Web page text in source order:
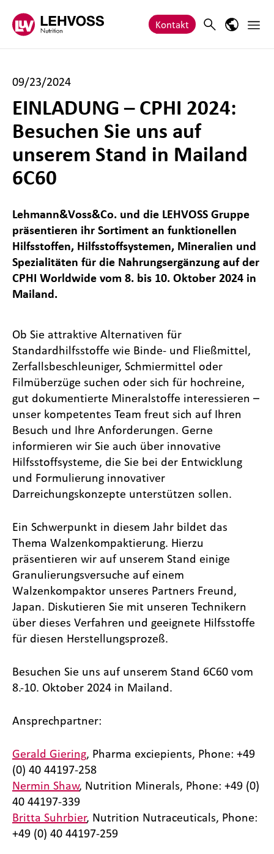
Kontakt SearchSprach-
09/23/2024
EINLADUNG – CPHI 2024:
Besuchen Sie uns auf
unserem Stand in Mailand
6C60
Lehmann&Voss&Co. und die LEHVOSS Gruppe
präsentieren ihr Sortiment an funktionellen
Hilfsstoffen, Hilfsstoffsystemen, Mineralien und
Spezialitäten für die Nahrungsergänzung auf der
CPHI Worldwide vom 8. bis 10. Oktober 2024 in
Mailand.
Ob Sie attraktive Alternativen für
Standardhilfsstoffe wie Binde- und Fließmittel,
Zerfallsbeschleuniger, Schmiermittel oder
Filmüberzüge suchen oder sich für hochreine,
gut dokumentierte Mineralstoffe interessieren –
unser kompetentes Team freut sich auf Ihren
Besuch und Ihre Anforderungen. Gerne
informieren wir Sie auch über innovative
Hilfsstoffsysteme, die Sie bei der Entwicklung
und Formulierung innovativer
Darreichungskonzepte unterstützen sollen.
Ein Schwerpunkt in diesem Jahr bildet das
Thema Walzenkompaktierung. Hierzu
präsentieren wir auf unserem Stand einige
Granulierungsversuche auf einem
Walzenkompaktor unseres Partners Freund,
Japan. Diskutieren Sie mit unseren Technikern
über dieses Verfahren und geeignete Hilfsstoffe
für diesen Herstellungsprozeß.
Besuchen Sie uns auf unserem Stand 6C60 vom
8.-10. Oktober 2024 in Mailand.
Ansprechpartner:
Gerald Giering, Pharma exciepients, Phone: +49
(0) 40 44197-258
Nermin Shaw, Nutrition Minerals, Phone: +49 (0)
40 44197-339
Britta Suhrbier, Nutrition Nutraceuticals, Phone:
+49 (0) 40 44197-259